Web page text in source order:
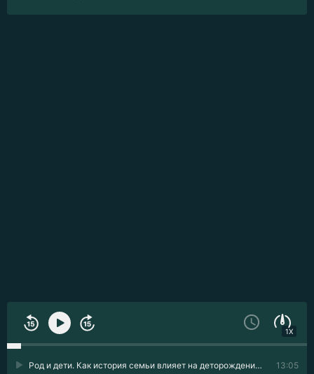
1X
13:05
Род и дети. Как история семьи влияет на деторождение 01